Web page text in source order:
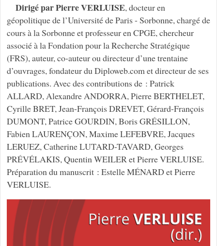
Dirigé par Pierre VERLUISE, docteur en
géopolitique de l’Université de Paris - Sorbonne, chargé de
cours à la Sorbonne et professeur en CPGE, chercheur
associé à la Fondation pour la Recherche Stratégique
(FRS), auteur, co-auteur ou directeur d’une trentaine
d’ouvrages, fondateur du Diploweb.com et directeur de ses
publications. Avec des contributions de : Patrick
ALLARD, Alexandre ANDORRA, Pierre BERTHELET,
Cyrille BRET, Jean-François DREVET, Gérard-François
DUMONT, Patrice GOURDIN, Boris GRÉSILLON,
Fabien LAURENÇON, Maxime LEFEBVRE, Jacques
LERUEZ, Catherine LUTARD-TAVARD, Georges
PRÉVÉLAKIS, Quentin WEILER et Pierre VERLUISE.
Préparation du manuscrit : Estelle MÉNARD et Pierre
VERLUISE.